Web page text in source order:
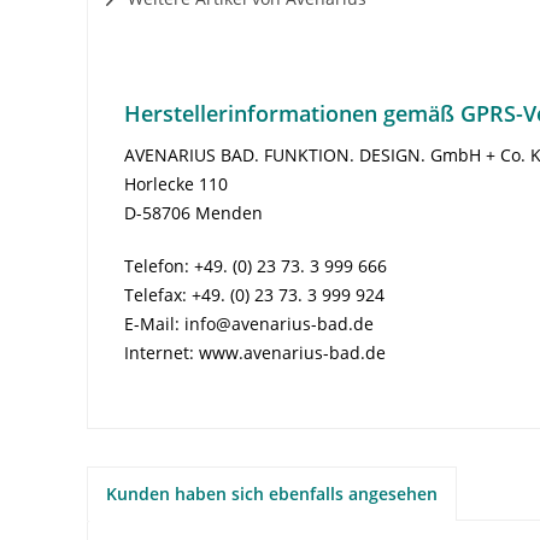
Herstellerinformationen gemäß GPRS-
AVENARIUS BAD. FUNKTION. DESIGN. GmbH + Co.
Horlecke 110
D-58706 Menden
Telefon: +49. (0) 23 73. 3 999 666
Telefax: +49. (0) 23 73. 3 999 924
E-Mail: info@avenarius-bad.de
Internet: www.avenarius-bad.de
Kunden haben sich ebenfalls angesehen